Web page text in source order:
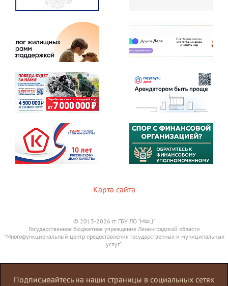
Карта сайта
© 2013-2026 гг. ГБУ ЛО "МФЦ"
Государственное бюджетное учреждение Ленинградской области
"Многофункциональный центр предоставления государственных и муниципальных
услуг".
Подписывайтесь на наши страницы в социальных сетях